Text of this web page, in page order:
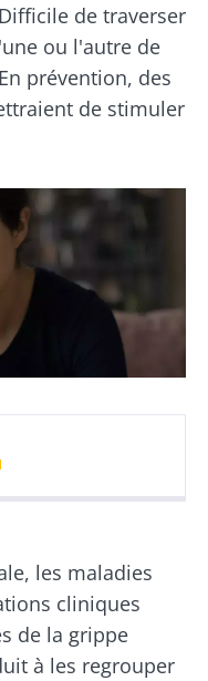
de traverser
ou l'autre de
prévention, des
de stimuler
les maladies
cliniques
de la grippe
à les regrouper